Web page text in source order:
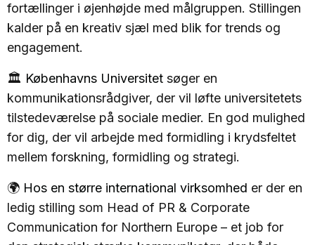
fortællinger i øjenhøjde med målgruppen. Stillingen
kalder på en kreativ sjæl med blik for trends og
engagement.
🏛️ Københavns Universitet søger en
kommunikationsrådgiver, der vil løfte universitetets
tilstedeværelse på sociale medier. En god mulighed
for dig, der vil arbejde med formidling i krydsfeltet
mellem forskning, formidling og strategi.
🌍 Hos en større international virksomhed er der en
ledig stilling som Head of PR & Corporate
Communication for Northern Europe – et job for